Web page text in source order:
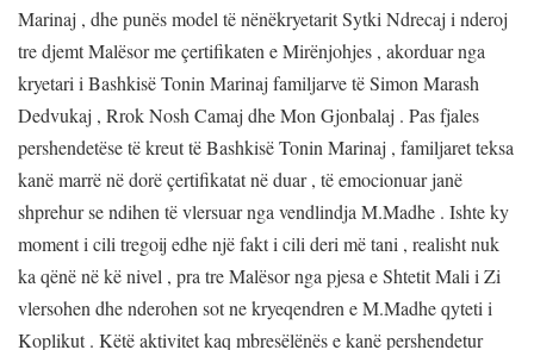
Marinaj , dhe punës model të nënëkryetarit Sytki Ndrecaj i nderoj
tre djemt Malësor me çertifikaten e Mirënjohjes , akorduar nga
kryetari i Bashkisë Tonin Marinaj familjarve të Simon Marash
Dedvukaj , Rrok Nosh Camaj dhe Mon Gjonbalaj . Pas fjales
pershendetëse të kreut të Bashkisë Tonin Marinaj , familjaret teksa
kanë marrë në dorë çertifikatat në duar , të emocionuar janë
shprehur se ndihen të vlersuar nga vendlindja M.Madhe . Ishte ky
moment i cili tregoij edhe një fakt i cili deri më tani , realisht nuk
ka qënë në kë nivel , pra tre Malësor nga pjesa e Shtetit Mali i Zi
vlersohen dhe nderohen sot ne kryeqendren e M.Madhe qyteti i
Koplikut . Këtë aktivitet kaq mbresëlënës e kanë pershendetur